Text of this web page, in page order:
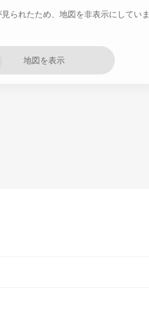
られたため、地図を非表示にしていま
地図を表示